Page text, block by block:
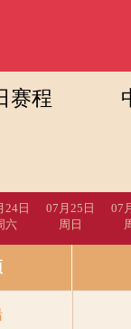
赛程
24日
六
07月25日
周日
07